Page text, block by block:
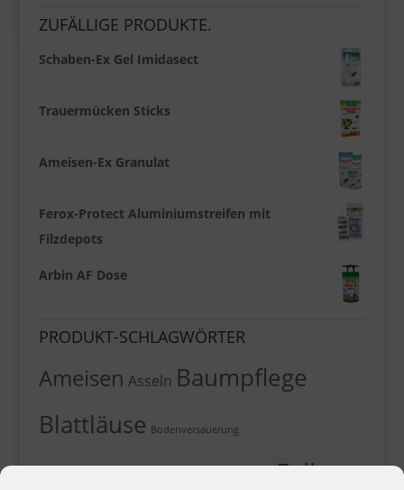
ZUFÄLLIGE PRODUKTE.
Schaben-Ex Gel Imidasect
Trauermücken Sticks
Ameisen-Ex Granulat
Ferox-Protect Aluminiumstreifen mit
Filzdepots
Arbin AF Dose
PRODUKT-SCHLAGWÖRTER
Ameisen Asseln Baumpflege
Blattläuse Bodenversauerung
Buchsbaumzünsler Falle